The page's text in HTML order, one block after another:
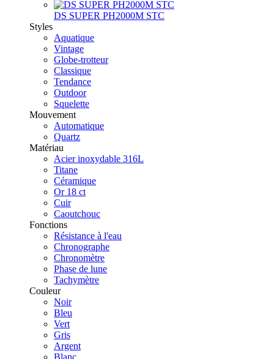
DS SUPER PH2000M STC
Styles
Aquatique
Vintage
Globe-trotteur
Classique
Tendance
Outdoor
Squelette
Mouvement
Automatique
Quartz
Matériau
Acier inoxydable 316L
Titane
Céramique
Or 18 ct
Cuir
Caoutchouc
Fonctions
Résistance à l'eau
Chronographe
Chronomètre
Phase de lune
Tachymètre
Couleur
Noir
Bleu
Vert
Gris
Argent